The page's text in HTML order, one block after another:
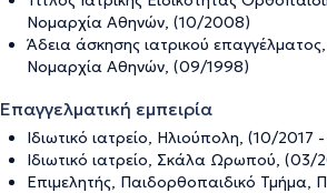
Νομαρχία Αθηνών, (10/2008)
Άδεια άσκησης ιατρικού
Νομαρχία Αθηνών, (09/1998)
Επαγγελματική εμπειρία
Ιδιωτικό ιατρείο, Ηλιούπολη, (10/2017
Ιδιωτικό ιατρείο, Σκάλα Ωρωπού, (03/
Επιμελητής, Παιδορθοπαιδικό Τμήμα,